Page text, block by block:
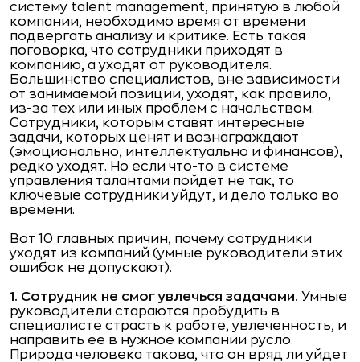
систему talent management, принятую в любой
компании, необходимо время от времени
подвергать анализу и критике. Есть такая
поговорка, что сотрудники приходят в
компанию, а уходят от руководителя.
Большинство специалистов, вне зависимости
от занимаемой позиции, уходят, как правило,
из-за тех или иных проблем с начальством.
Сотрудники, которым ставят интересные
задачи, которых ценят и вознаграждают
(эмоционально, интеллектуально и финансов),
редко уходят. Но если что-то в системе
управления талантами пойдет не так, то
ключевые сотрудники уйдут, и дело только во
времени.
Вот 10 главных причин, почему сотрудники
уходят из компаний (умные руководители этих
ошибок не допускают).
1. Сотрудник не смог увлечься задачами. Умные
руководители стараются пробудить в
специалисте страсть к работе, увлеченность, и
направить ее в нужное компании русло.
Природа человека такова, что он вряд ли уйдет